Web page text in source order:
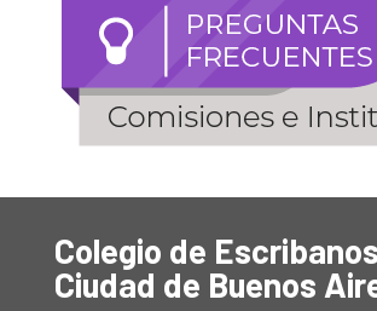
Colegio de
Ciudad de Buenos